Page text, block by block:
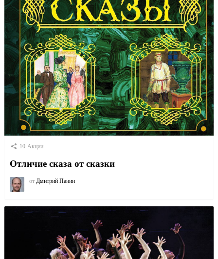
10 Акции
Отличие сказа от сказки
от Дмитрий Панин